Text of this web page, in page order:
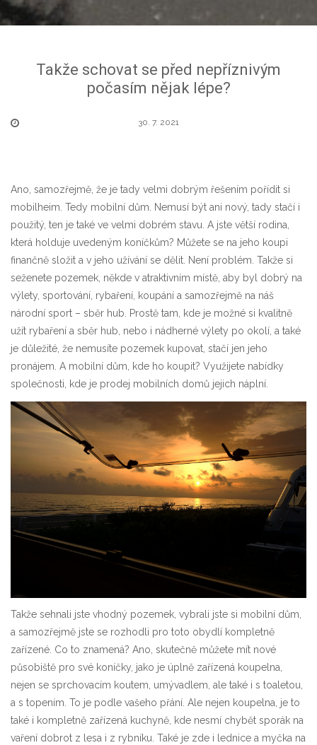
Takže schovat se před nepříznivým
počasím nějak lépe?
30. 7. 2021
Ano, samozřejmě, že je tady velmi dobrým řešením pořídit si
mobilheim. Tedy mobilní dům. Nemusí být ani nový, tady stačí i
použitý, ten je také ve velmi dobrém stavu. A jste větší rodina,
která holduje uvedeným koníčkům? Můžete se na jeho koupi
finančně složit a v jeho užívání se dělit. Není problém. Takže si
seženete pozemek, někde v atraktivním místě, aby byl dobrý na
výlety, sportování, rybaření, koupání a samozřejmě na náš
národní sport – sběr hub. Prostě tam, kde je možné si kvalitně
užít rybaření a sběr hub, nebo i nádherné výlety po okolí, a také
je důležité, že nemusíte pozemek kupovat, stačí jen jeho
pronájem. A mobilní dům, kde ho koupit? Využijete nabídky
společnosti, kde je prodej mobilních domů jejich náplní.
Takže sehnali jste vhodný pozemek, vybrali jste si mobilní dům,
a samozřejmě jste se rozhodli pro toto obydlí kompletně
zařízené. Co to znamená? Ano, skutečně můžete mít nové
působiště pro své koníčky, jako je úplně zařízená koupelna,
nejen se sprchovacím koutem, umývadlem, ale také i s toaletou,
a s topením. To je podle vašeho přání. Ale nejen koupelna, je to
také i kompletně zařízená kuchyně, kde nesmí chybět sporák na
vaření dobrot z lesa i z rybníku. Také je zde i lednice a myčka na